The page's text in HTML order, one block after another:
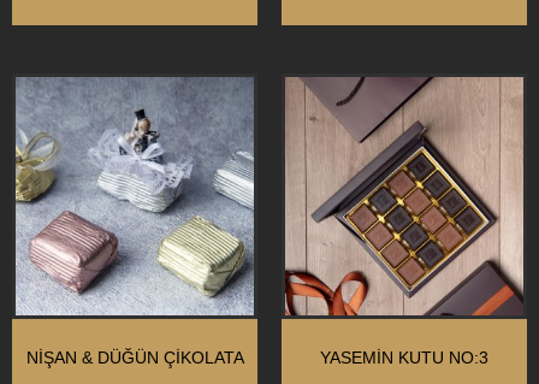
NIŞAN & DÜĞÜN ÇIKOLATA YASEMİN KUTU NO:3